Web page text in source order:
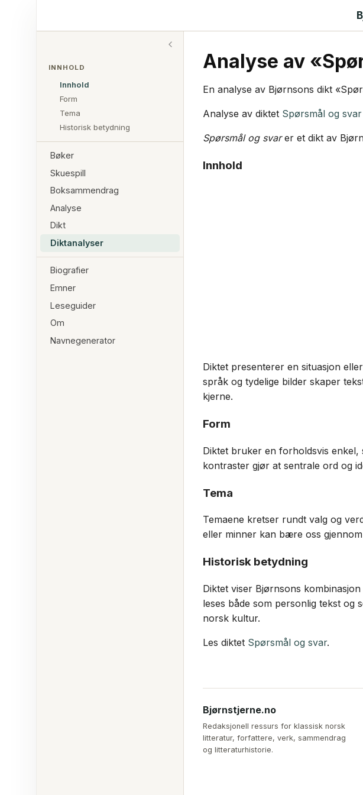
INNHOLD
Innhold
Form
Tema
Historisk betydning
Bøker
Skuespill
Boksammendrag
Analyse
Dikt
Diktanalyser
Biografier
Emner
Leseguider
Om
Navnegenerator
Analyse av
En analyse av Bjørnsons dikt
Analyse av diktet Spørsmål og svar
Spørsmål og svarer et dikt av
Innhold
Diktet presenterer en situasjon
språk og tydelige bilder skaper
kjerne.
Form
Diktet bruker en forholdsvis
kontraster gjør at sentrale ord og
Tema
Temaene kretser rundt valg og
eller minner kan bære oss
Historisk betydning
Diktet viser Bjørnsons
leses både som personlig tekst og
norsk kultur.
Les diktet Spørsmål og svar.
Bjørnstjerne.no
Redaksjonell ressurs for klassisk norsk
litteratur, forfattere, verk, sammendrag
og litteraturhistorie.